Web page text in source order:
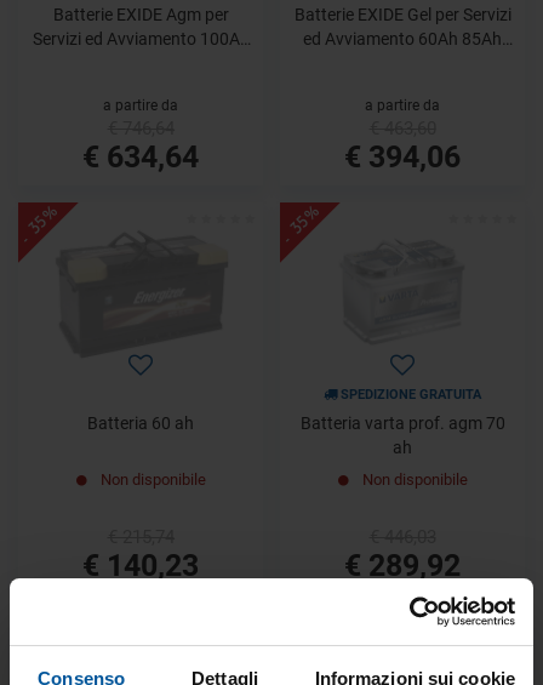
Consenso Dettagli Informazioni sui cookie
Batterie EXIDE Agm per
Servizi ed Avviamento 100Ah
a partire da
€ 634,64
Batterie EXIDE Gel per Servizi
ed Avviamento 60Ah 85Ah
a partire da
€ 394,06
- 35%
Batteria 60 ah
Non disponibile
€ 140,23
- 35%
SPEDIZIONE GRATUITA
Batteria varta prof. agm 70
ah
Non disponibile
€ 289,92
- 15% - 15%